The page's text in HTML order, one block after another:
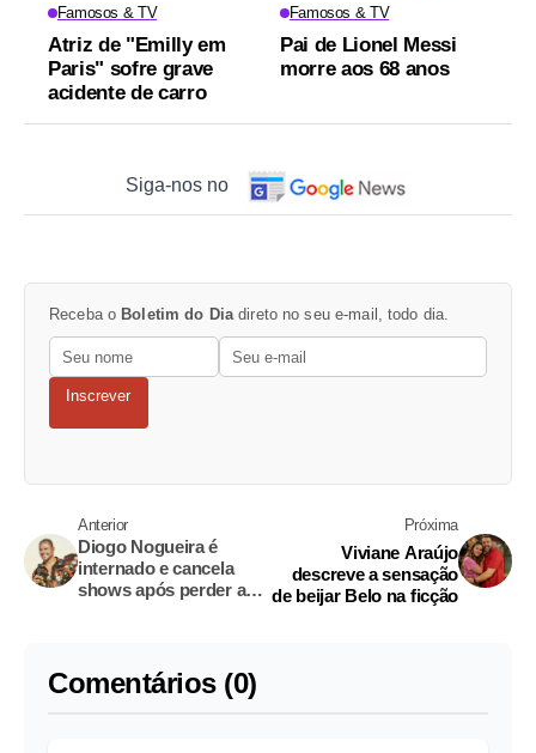
Famosos & TV
Atriz de "Emilly em
Paris" sofre grave
acidente de carro
Famosos & TV
Pai de Lionel Messi
morre aos 68 anos
Siga-nos no
Receba o Boletim do Dia direto no seu e-mail, todo dia.
Inscrever
Anterior
Diogo Nogueira é
internado e cancela
shows após perder a
Próxima
Viviane Araújo
descreve a sensação
de beijar Belo na ficção
Comentários (0)